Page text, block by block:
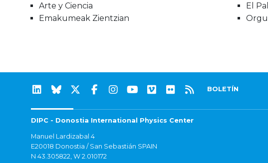
Arte y Ciencia
Emakumeak Zientzian
El
BOLETÍN
DIPC - Donostia International Physics Center
Manuel Lardizabal 4
E20018 Donostia / San Sebastián SPAIN
N 43.305822, W 2.010172